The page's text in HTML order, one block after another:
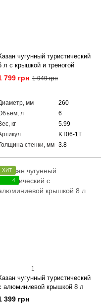
чугунный туристический
л с крышкой и треногой
799 грн 1 949 грн
мм
260
л
6
кг
5.99
KT06-1T
стенки, мм 3.8
ХИТ
4
1
чугунный туристический
алюминиевой крышкой 8 л
399 грн